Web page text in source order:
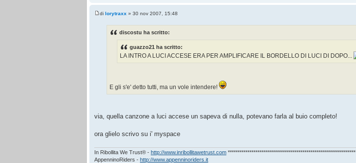
di lorytraxx » 30 nov 2007, 15:48
discostu ha scritto:
guazzo21 ha scritto:
LA INTRO A LUCI ACCESE ERA PER AMPLIFICARE IL BORDELLO DI LUCI DI DOPO...
E gli s'e' detto tutti, ma un vole intendere!
via, quella canzone a luci accese un sapeva di nulla, potevano farla al buio completo!
ora glielo scrivo su i' myspace
In Ribollita We Trust® - http://www.inribollitawetrust.com *****************************************************************
AppenninoRiders - http://www.appenninoriders.it